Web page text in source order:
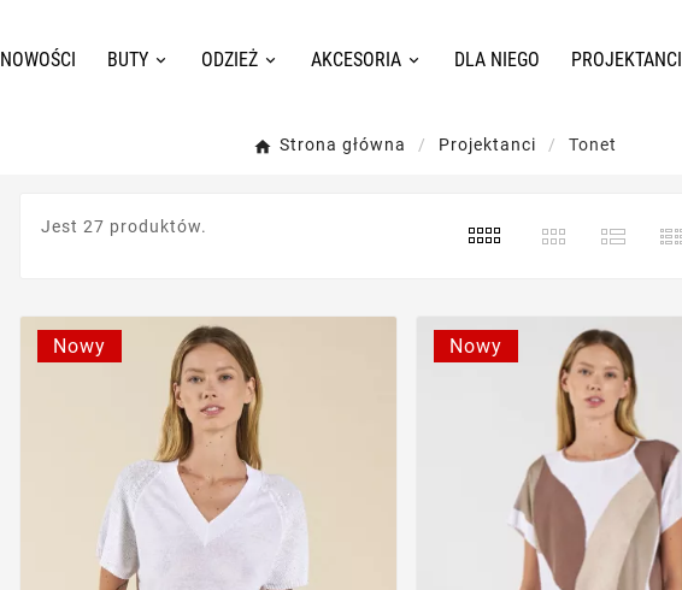
NOWOŚCI BUTY ODZIEŻ AKCESORIA DLA NIEGO PROJEKTANCI
Strona główna Projektanci Tonet
Jest 27 produktów.
Nowy Nowy